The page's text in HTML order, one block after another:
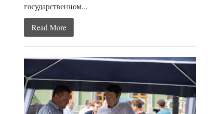
государственном...
Read More